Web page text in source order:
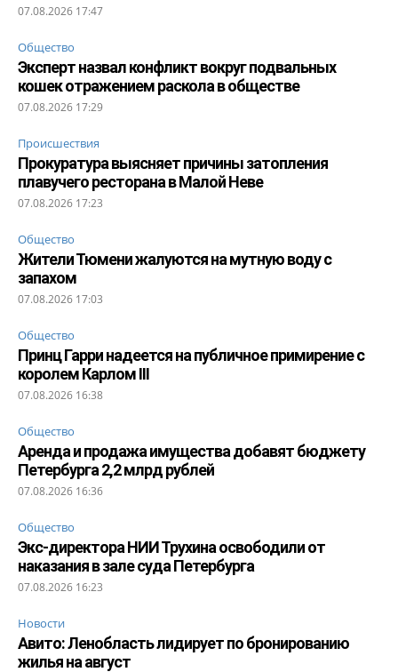
07.08.2026 17:47
Общество
Эксперт назвал конфликт вокруг подвальных
кошек отражением раскола в обществе
07.08.2026 17:29
Происшествия
Прокуратура выясняет причины затопления
плавучего ресторана в Малой Неве
07.08.2026 17:23
Общество
Жители Тюмени жалуются на мутную воду с
запахом
07.08.2026 17:03
Общество
Принц Гарри надеется на публичное примирение с
королем Карлом III
07.08.2026 16:38
Общество
Аренда и продажа имущества добавят бюджету
Петербурга 2,2 млрд рублей
07.08.2026 16:36
Общество
Экс-директора НИИ Трухина освободили от
наказания в зале суда Петербурга
07.08.2026 16:23
Новости
Авито: Ленобласть лидирует по бронированию
жилья на август